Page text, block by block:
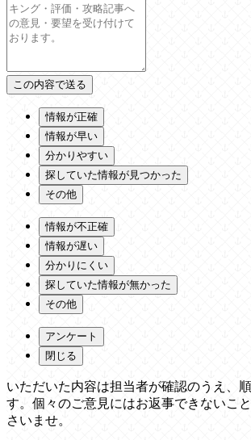
情報が正確
情報が早い
分かりやすい
探していた情報が見つかった
その他
情報が不正確
情報が遅い
分かりにくい
探していた情報が無かった
その他
アンケート
閉じる
いただいた内容は担当者が確認のうえ、
す。個々のご意見にはお返事できないこ
さいませ。